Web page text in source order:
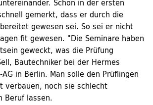
gemerkt, dass er durch die
gewesen sei. So sei er nicht
fit gewesen. "Die Seminare haben
geweckt, was die Prüfung
Bautechniker bei der Hermes
in Berlin. Man solle den Prüflingen
verbauen, noch sie schlecht
lassen.